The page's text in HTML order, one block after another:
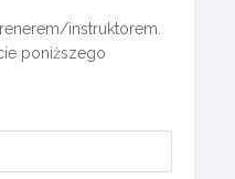
instruktorem.
poniższego